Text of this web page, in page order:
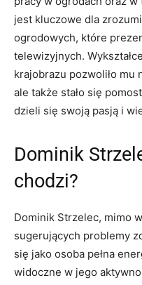
jest kluczowe dla
ogrodowych, które
telewizyjnych.
krajobrazu pozwoliło mu
ale także stało się
dzieli się swoją pasją i
Dominik
chodzi?
Dominik Strzelec, mimo
sugerujących problemy
się jako osoba pełna
widoczne w jego